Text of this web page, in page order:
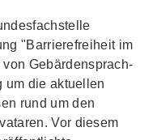
"Barrierefreiheit im
Gebärdensprach-
um die aktuellen
rund um den
Vor diesem